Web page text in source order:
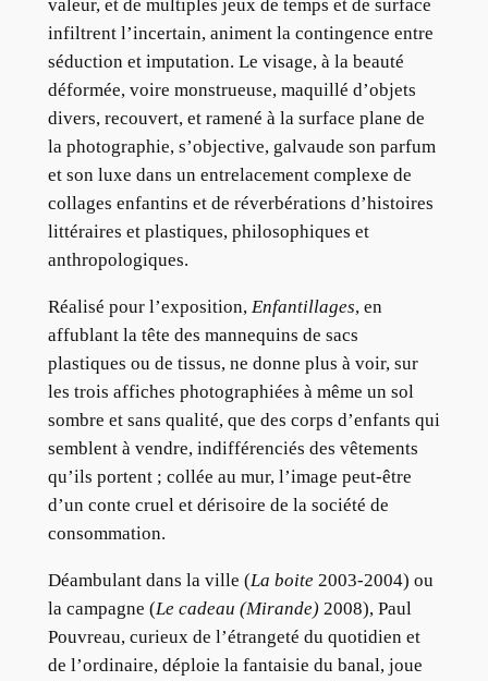
valeur, et de multiples jeux de temps et de surface
infiltrent l’incertain, animent la contingence entre
séduction et imputation. Le visage, à la beauté
déformée, voire monstrueuse, maquillé d’objets
divers, recouvert, et ramené à la surface plane de
la photographie, s’objective, galvaude son parfum
et son luxe dans un entrelacement complexe de
collages enfantins et de réverbérations d’histoires
littéraires et plastiques, philosophiques et
anthropologiques.
Réalisé pour l’exposition, Enfantillages, en
affublant la tête des mannequins de sacs
plastiques ou de tissus, ne donne plus à voir, sur
les trois affiches photographiées à même un sol
sombre et sans qualité, que des corps d’enfants qui
semblent à vendre, indifférenciés des vêtements
qu’ils portent ; collée au mur, l’image peut-être
d’un conte cruel et dérisoire de la société de
consommation.
Déambulant dans la ville (La boite2003-2004) ou
la campagne (Le cadeau (Mirande)2008), Paul
Pouvreau, curieux de l’étrangeté du quotidien et
de l’ordinaire, déploie la fantaisie du banal, joue